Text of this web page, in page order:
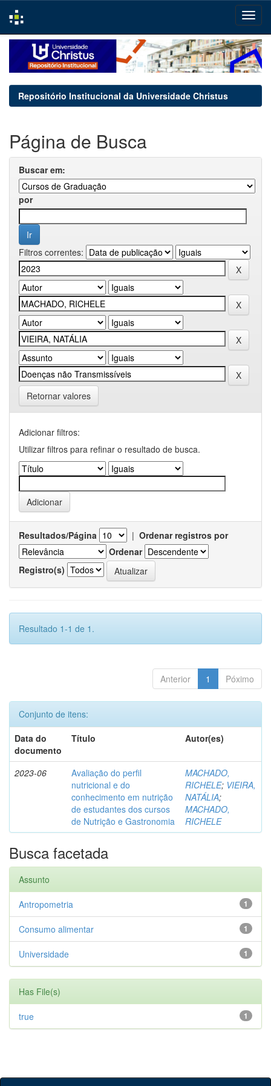
navigation
Repositório Institucional da Universidade Christus
Página de Busca
Buscar em:
por
Filtros correntes:
Retornar valores
Adicionar filtros:
Utilizar filtros para refinar o resultado de busca.
Resultados/Página | Ordenar registros por
Ordenar
Registro(s)
Resultado 1-1 de 1.
Anterior 1 Póximo
Conjunto de itens:
Data do
documento
Título Autor(es)
2023-06
Avaliação do perfil
nutricional e do
conhecimento em nutrição
de estudantes dos cursos
de Nutrição e Gastronomia
MACHADO,
RICHELE; VIEIRA,
NATÁLIA;
MACHADO,
RICHELE
Busca facetada
Assunto
1
Antropometria
1
Consumo alimentar
1
Universidade
Has File(s)
1
true